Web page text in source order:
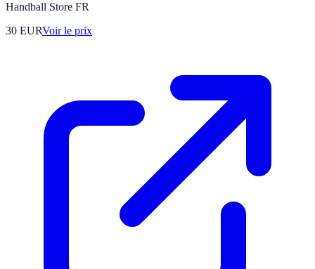
Handball Store FR
30 EURVoir le prix